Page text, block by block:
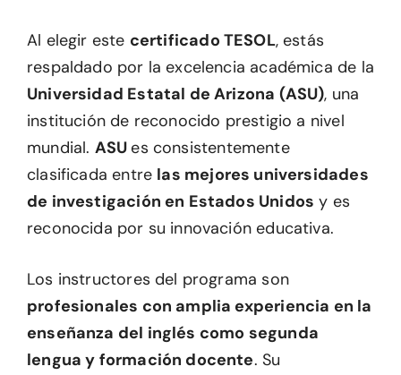
Al elegir este certificado TESOL, estás
respaldado por la excelencia académica de la
Universidad Estatal de Arizona (ASU), una
institución de reconocido prestigio a nivel
mundial. ASU es consistentemente
clasificada entre las mejores universidades
de investigación en Estados Unidos y es
reconocida por su innovación educativa.
Los instructores del programa son
profesionales con amplia experiencia en la
enseñanza del inglés como segunda
lengua y formación docente. Su